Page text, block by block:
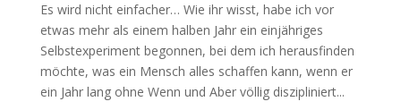
Es wird nicht einfacher… Wie ihr wisst, habe ich vor
etwas mehr als einem halben Jahr ein einjähriges
Selbstexperiment begonnen, bei dem ich herausfinden
möchte, was ein Mensch alles schaffen kann, wenn er
ein Jahr lang ohne Wenn und Aber völlig diszipliniert...